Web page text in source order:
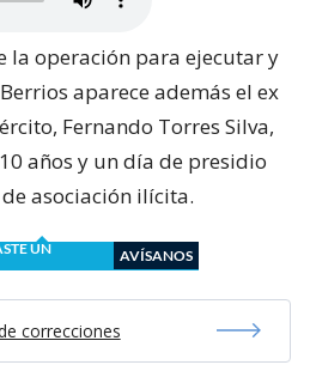
la operación para ejecutar y
aparece además el ex
Fernando Torres Silva,
años y un día de presidio
asociación ilícita.
UN
AVÍSANOS
correcciones